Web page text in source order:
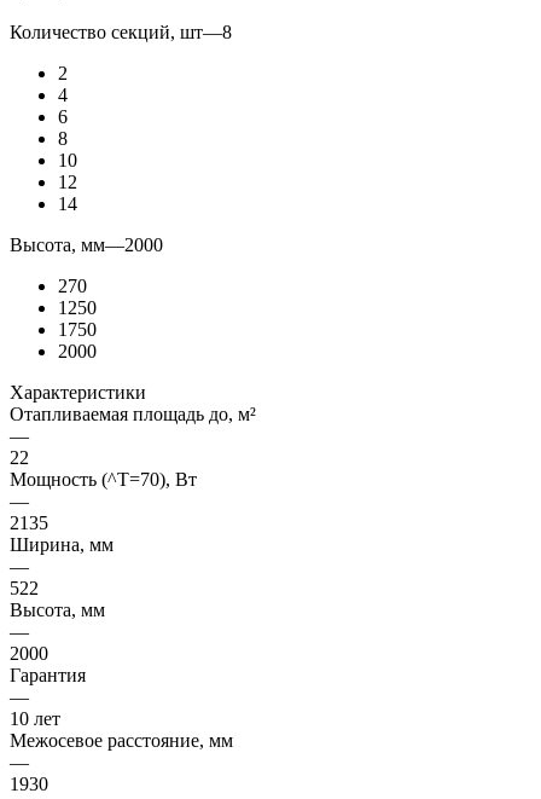
Количество секций, шт—8
2
4
6
8
10
12
14
Высота, мм—2000
270
1250
1750
2000
Характеристики
Отапливаемая площадь до, м²
—
22
Мощность (^T=70), Вт
—
2135
Ширина, мм
—
522
Высота, мм
—
2000
Гарантия
—
10 лет
Межосевое расстояние, мм
—
1930